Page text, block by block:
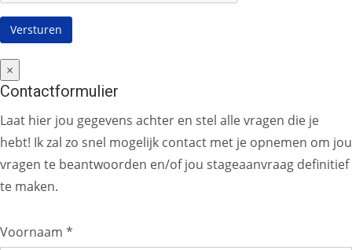
×
Contactformulier
Laat hier jou gegevens achter en stel alle vragen die je
hebt! Ik zal zo snel mogelijk contact met je opnemen om jou
vragen te beantwoorden en/of jou stageaanvraag definitief
te maken.
Voornaam *